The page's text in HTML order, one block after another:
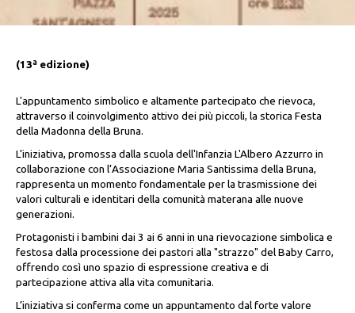
(13ª edizione)
L'appuntamento simbolico e altamente partecipato che rievoca,
attraverso il coinvolgimento attivo dei più piccoli, la storica Festa
della Madonna della Bruna.
L’iniziativa, promossa dalla scuola dell'Infanzia L'Albero Azzurro in
collaborazione con l’Associazione Maria Santissima della Bruna,
rappresenta un momento fondamentale per la trasmissione dei
valori culturali e identitari della comunità materana alle nuove
generazioni.
Protagonisti i bambini dai 3 ai 6 anni in una rievocazione simbolica e
festosa dalla processione dei pastori alla "strazzo" del Baby Carro,
offrendo così uno spazio di espressione creativa e di
partecipazione attiva alla vita comunitaria.
L’iniziativa si conferma come un appuntamento dal forte valore